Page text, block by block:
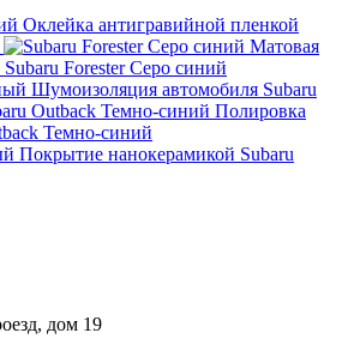
Оклейка антигравийной пленкой
Матовая
Subaru Forester Серо синий
Шумоизоляция автомобиля Subaru
Полировка
Темно-синий
Покрытие нанокерамикой Subaru
дом 19